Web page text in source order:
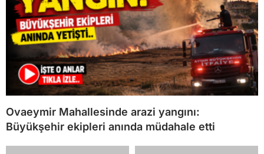
Ovaeymir Mahallesinde arazi yangını:
Büyükşehir ekipleri anında müdahale etti